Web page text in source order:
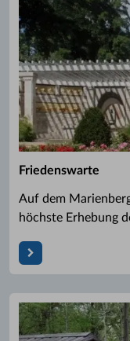
Friedenswarte
Auf dem
höchste Erhebung